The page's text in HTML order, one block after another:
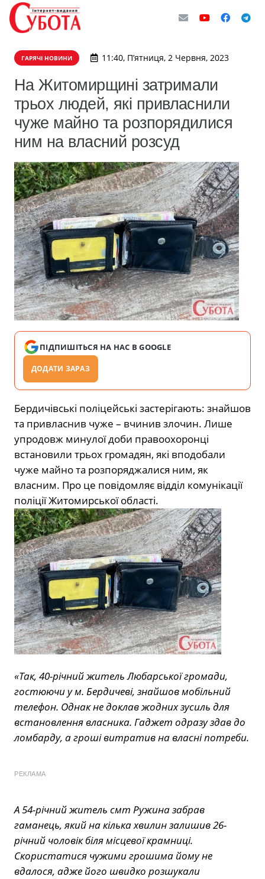
ГАРЯЧІ НОВИНИ 11:40, П’ятниця, 2 Червня, 2023
На Житомирщині затримали
трьох людей, які привласнили
чуже майно та розпорядилися
ним на власний розсуд
ПІДПИШІТЬСЯ НА НАС В GOOGLE
ДОДАТИ ЗАРАЗ
Бердичівські поліцейські застерігають: знайшов
та привласнив чуже – вчинив злочин. Лише
упродовж минулої доби правоохоронці
встановили трьох громадян, які вподобали
чуже майно та розпоряджалися ним, як
власним. Про це повідомляє відділ комунікації
поліції Житомирської області.
«Так, 40-річний житель Любарської громади,
гостюючи у м. Бердичеві, знайшов мобільний
телефон. Однак не доклав жодних зусиль для
встановлення власника. Гаджет одразу здав до
ломбарду, а гроші витратив на власні потреби.
РЕКЛАМА
А 54-річний житель смт Ружина забрав
гаманець, який на кілька хвилин залишив 26-
річний чоловік біля місцевої крамниці.
Скористатися чужими грошима йому не
вдалося, адже його швидко розшукали